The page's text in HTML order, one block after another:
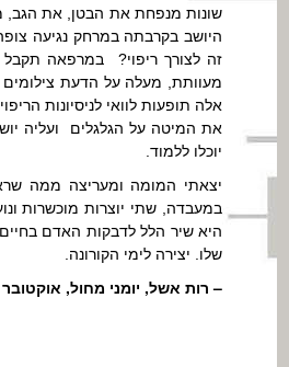
שונות מנפחת את הבטן, את הגב,
היושב בקרבתה במרחק נגיעה
זה לצורך ריפוי? במרפאה
מעוותת, מעלה על הדעת צילומים
אלה תופעות לוואי לניסיונות
את המיטה על הגלגלים ועליה
יוכלו ללמוד.
יצאתי המומה ומעריצה ממה
במעבדה, שתי יוצרות מוכשרות
היא שיר הלל לדבקות האדם
שלו. יצירה לימי הקורונה.
– רות אשל, יומני מחול, אוקטובר 2021